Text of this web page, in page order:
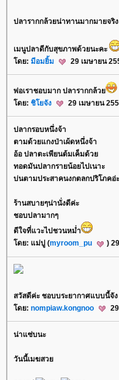
ปลารากกล้วยน่าทานมากมายจริง
เมนูปลาดีกับสุขภาพด้วยนะคะ
ดย: มีอมยิ้ม 29 เมษายน
พ่อเราชอบมาก ปลารากกล้ว
ดย: ชิโยจัง 29 เมษายน
ปลากรอบหนึ่งจ้า
ตามด้วยแกงป่าเผ้ดหนึ่งจ้า
อ้อ ปลาตะเพียนต้มเค็มด้ว
ทอดมันปลากรายน้อยไปเนาะ
บ่นตามประสาคนงกตลกปริโภคอ่ะ
ร้านสบายๆน่านั่งดีค่ะ
ชอบปลามากๆ
ดีใจที่แวะไปชวนหม่ำ
ดย: แม่ปู (myroom_pu )
สวัสดีค่ะ ชอบบระยากาศแบบนี้จัง
ดย: nompiaw.kongnoo
น่าแซ่บนะ
วันนี้เมฆสว